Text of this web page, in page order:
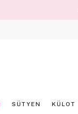
SÜTYEN KÜLOT